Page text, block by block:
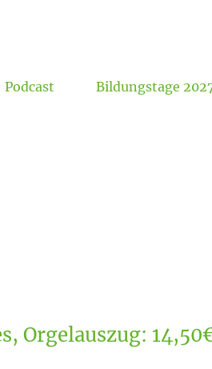
Podcast Bildungstage
Orgelauszug: